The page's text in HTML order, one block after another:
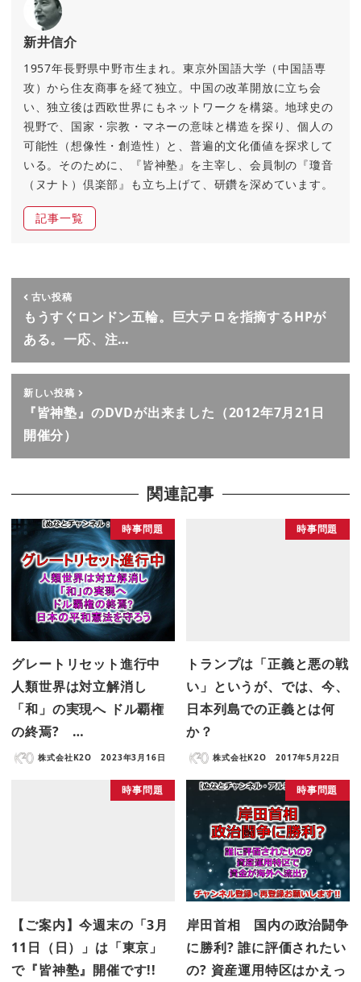
新井信介
1957年長野県中野市生まれ。東京外国語大学（中国語専
攻）から住友商事を経て独立。中国の改革開放に立ち会
い、独立後は西欧世界にもネットワークを構築。地球史の
視野で、国家・宗教・マネーの意味と構造を探り、個人の
可能性（想像性・創造性）と、普遍的文化価値を探求して
いる。そのために、『皆神塾』を主宰し、会員制の『瓊音
（ヌナト）倶楽部』も立ち上げて、研鑽を深めています。
記事一覧
古い投稿
もうすぐロンドン五輪。巨大テロを指摘するHPが
ある。一応、注…
新しい投稿
『皆神塾』のDVDが出来ました（2012年7月21日
開催分）
関連記事
時事問題
グレートリセット進行中
人類世界は対立解消し
「和」の実現へ ドル覇権
の終焉? …
株式会社K2O 2023年3月16日
時事問題
トランプは「正義と悪の戦
い」というが、では、今、
日本列島での正義とは何
か？
株式会社K2O 2017年5月22日
時事問題
【ご案内】今週末の「3月
11日（日）」は「東京」
で『皆神塾』開催です!!
時事問題
岸田首相 国内の政治闘争
に勝利? 誰に評価されたい
の? 資産運用特区はかえっ